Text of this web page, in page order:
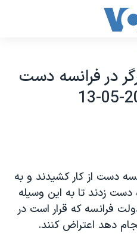
در فرانسه دست
دست از کار کشيدند و به
زدند تا به اين وسيله
فرانسه که قرار است در
دهد اعتراض کنند.